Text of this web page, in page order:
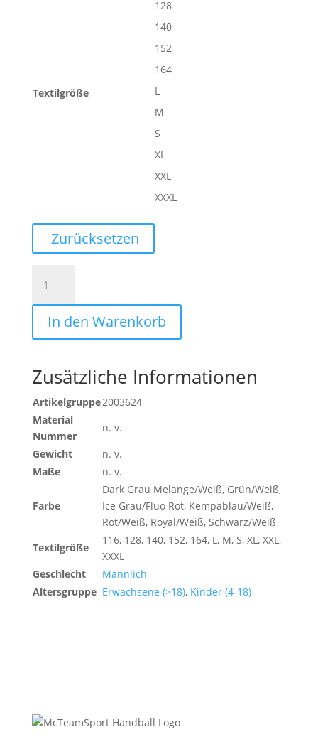
Textilgröße
128
140
152
164
L
M
S
XL
XXL
XXXL
Zurücksetzen
HOOD
JACKET
MengeIn den Warenkorb
Zusätzliche Informationen
Artikelgruppe2003624
Material
Nummer
n. v.
Gewicht
n. v.
Maße
n. v.
Farbe
Dark Grau Melange/Weiß, Grün/Weiß,
Ice Grau/Fluo Rot, Kempablau/Weiß,
Rot/Weiß, Royal/Weiß, Schwarz/Weiß
Textilgröße
116, 128, 140, 152, 164, L, M, S, XL, XXL,
XXXL
Geschlecht
Männlich
Altersgruppe Erwachsene (>18), Kinder (4-18)